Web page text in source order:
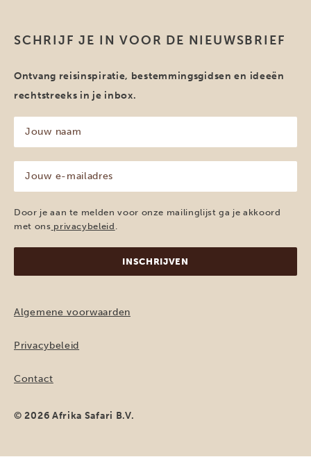
SCHRIJF JE IN VOOR DE NIEUWSBRIEF
Ontvang reisinspiratie, bestemmingsgidsen en ideeën
rechtstreeks in je inbox.
naam
(Vereist)
mailadres
(Vereist)
Door je aan te melden voor onze mailinglijst ga je akkoord
met ons privacybeleid
Algemene voorwaarden
Privacybeleid
Contact
© 2026 Afrika Safari B.V.